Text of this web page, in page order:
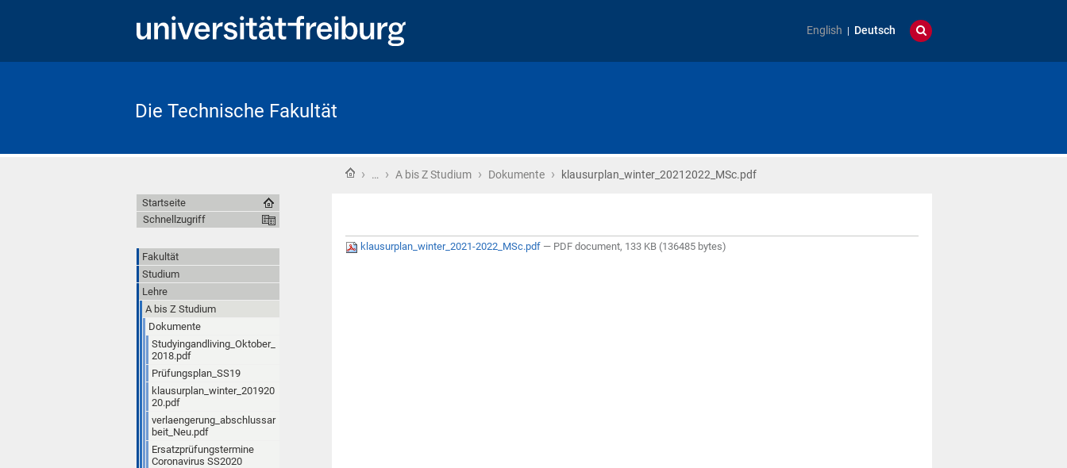
English Deutsch
Die Technische Fakultät
Startseite
› … › A bis Z Studium › Dokumente › klausurplan_winter_20212022_MSc.pdf
klausurplan_winter_2021-2022_MSc.pdf — PDF document, 133 KB (136485 bytes)
Startseite
Schnellzugriff
Fakultät
Studium
Lehre
A bis Z Studium
Dokumente
Studyingandliving_Oktober_
2018.pdf
Prüfungsplan_SS19
klausurplan_winter_201920
20.pdf
verlaengerung_abschlussar
beit_Neu.pdf
Ersatzprüfungstermine
Coronavirus SS2020